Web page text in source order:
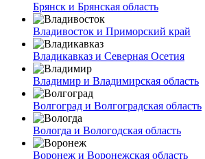
Брянск и Брянская область
Владивосток и Приморский край
Владикавказ и Северная Осетия
Владимир и Владимирская область
Волгоград и Волгоградская область
Вологда и Вологодская область
Воронеж и Воронежская область